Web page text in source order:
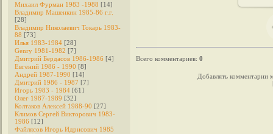
Михаил Фурман 1983 -1988 [14]
Владимир Машенкин 1985-86 г.г.
[28]
Владимир Николаевич Токарь 1983-
88 [73]
Илья 1983-1984 [28]
Genry 1981-1982 [7]
Дмитрий Бердасов 1986-1986 [4]
Евгений 1986 - 1990 [8]
Андрей 1987-1990 [14]
Дмитрий 1986 - 1987 [7]
Игорь 1983 - 1984 [61]
Олег 1987-1989 [32]
Колтаков Алексей 1988-90 [27]
Климов Сергей Викторович 1983-
1986 [12]
Файлясов Игорь Идрисович 1985
Всего комментариев: 0
Добавлять комментарии